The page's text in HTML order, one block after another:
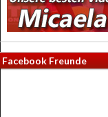
Facebook Freunde